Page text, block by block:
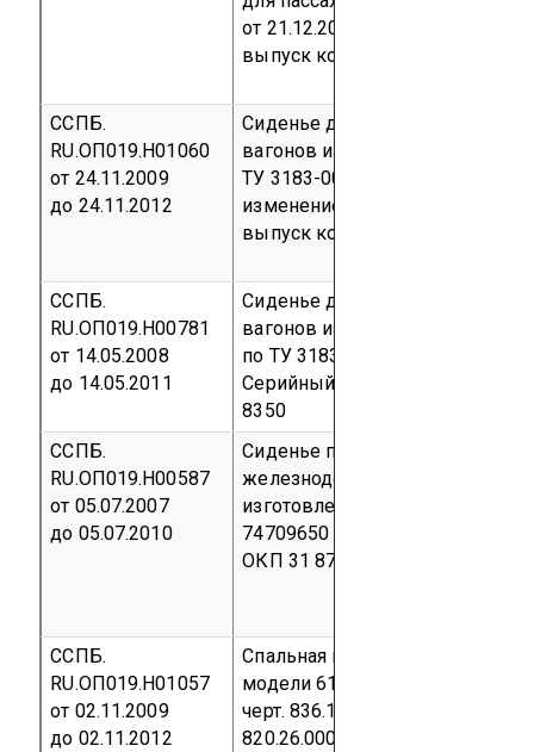
от 21.12.2007 г.
выпуск код ОКП 83 9700
ССПБ.
RU.ОП019.Н01060
от 24.11.2009
до 24.11.2012
Сиденье для пассажирских
вагонов изготовленное по
ТУ 3183-005-44277820-2007 с
изменением №1
выпуск код ОКП 31 8350
ССПБ.
RU.ОП019.Н00781
от 14.05.2008
до 14.05.2011
Сиденье для пассажирских
вагонов изготовленное
по ТУ 3183-005-44277820-2007
Серийный выпуск
8350
ССПБ.
RU.ОП019.Н00587
от 05.07.2007
до 05.07.2010
Сиденье пассажирское
железнодорожное ПСЖ 01,
изготовленное по ТУ 3183-001-
74709650
ОКП 31 8700
ССПБ.
RU.ОП019.Н01057
от 02.11.2009
до 02.11.2012
Спальная полка для вагонов
модели 61-836, 61-820, 61-850,
черт. 836.12.000(836.250.000),
820.26.000 (820.270.000),